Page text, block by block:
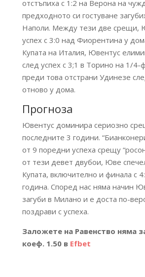
отстъпиха с 1:2 на Верона на
предходното си гостуване
Наполи. Между тези две срещи,
успех с 3:0 над Фиорентина у
Купата на Италия, Ювентус
след успех с 3;1 в Торино на 1/4-
преди това отстрани Удинезе
отново у дома.
Прогноза
Ювентус доминира сериозно
последните 3 години.
от 9 поредни успеха срещу
от тези девет двубои, Юве
Купата, включително и финала с
година. Според нас няма начин
загуби в Милано и е доста по-
поздрави с успеха.
Заложете на Равенство няма
коеф. 1.50 в Efbet